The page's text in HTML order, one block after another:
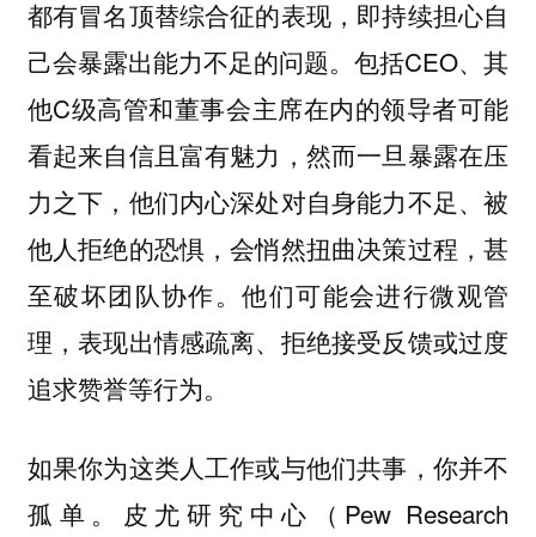
都有冒名顶替综合征的表现，即持续担心自
己会暴露出能力不足的问题。包括CEO、其
他C级高管和董事会主席在内的领导者可能
看起来自信且富有魅力，然而一旦暴露在压
力之下，他们内心深处对自身能力不足、被
他人拒绝的恐惧，会悄然扭曲决策过程，甚
至破坏团队协作。他们可能会进行微观管
理，表现出情感疏离、拒绝接受反馈或过度
追求赞誉等行为。
如果你为这类人工作或与他们共事，你并不
孤单。皮尤研究中心（Pew Research